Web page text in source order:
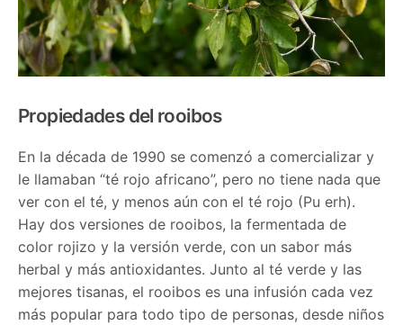
Propiedades del rooibos
En la década de 1990 se comenzó a comercializar y
le llamaban “té rojo africano”, pero no tiene nada que
ver con el té, y menos aún con el té rojo (Pu erh).
Hay dos versiones de rooibos, la fermentada de
color rojizo y la versión verde, con un sabor más
herbal y más antioxidantes. Junto al té verde y las
mejores tisanas, el rooibos es una infusión cada vez
más popular para todo tipo de personas, desde niños